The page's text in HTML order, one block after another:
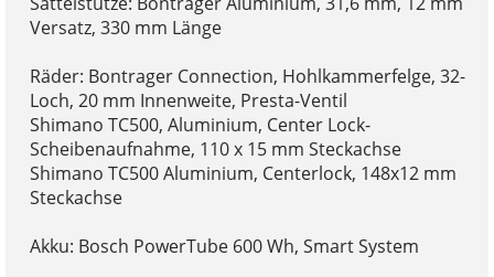
Versatz, 330 mm Länge
Räder: Bontrager Connection, Hohlkammerfelge, 32-
Loch, 20 mm Innenweite, Presta-Ventil
Shimano TC500, Aluminium, Center Lock-
Scheibenaufnahme, 110 x 15 mm Steckachse
Shimano TC500 Aluminium, Centerlock, 148x12 mm
Steckachse
Akku: Bosch PowerTube 600 Wh, Smart System